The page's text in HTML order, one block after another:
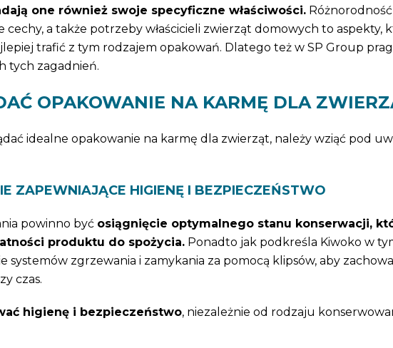
one również swoje specyficzne właściwości.Różnorodność
a także potrzeby właścicieli zwierząt domowych to aspekty,
trafić z tym rodzajem opakowań. Dlatego też w SP Group
tych zagadnień.
OPAKOWANIE NA KARMĘ DLA
idealne opakowanie na karmę dla zwierząt, należy wziąć pod
ZAPEWNIAJĄCE HIGIENĘ I BEZPIECZEŃSTWO
powinno być osiągnięcie optymalnego stanu konserwacji,
produktu do spożycia.Ponadto jak podkreśla Kiwoko w
systemów zgrzewania i zamykania za pomocą klipsów, aby
czas.
higienę i bezpieczeństwo, niezależnie od rodzaju